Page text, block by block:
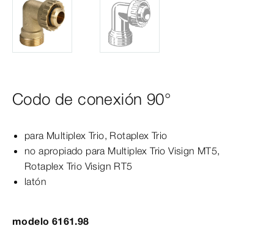
Codo de conexión 90°
para Multiplex Trio, Rotaplex Trio
no apropiado para Multiplex Trio Visign MT5,
Rotaplex Trio Visign RT5
latón
modelo 6161.98